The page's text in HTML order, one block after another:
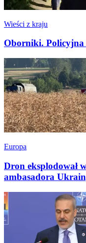
Wieści z kraju
Oborniki. Policyjna
Europa
Dron eksplodował
ambasadora